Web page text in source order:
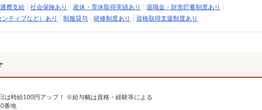
費支給 社会保険あり 産休・育休取得実績あり
退職金・財形貯蓄制度あり
ティブなど）あり
制服貸与 研修制度あり 資格取得支援制度あり
は時給100円アップ！ ※給与幅は資格・経験等による
番地